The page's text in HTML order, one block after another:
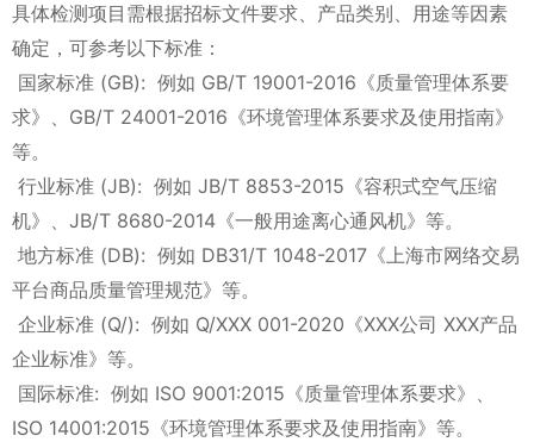
具体检测项目需根据招标文件要求、产品类别、用途等因素
确定，可参考以下标准：
国家标准 (GB): 例如 GB/T 19001-2016《质量管理体系要
求》、GB/T 24001-2016《环境管理体系要求及使用指南》
等。
行业标准 (JB): 例如 JB/T 8853-2015《容积式空气压缩
机》、JB/T 8680-2014《一般用途离心通风机》等。
地方标准 (DB): 例如 DB31/T 1048-2017《上海市网络交易
平台商品质量管理规范》等。
企业标准 (Q/): 例如 Q/XXX 001-2020《XXX公司 XXX产品
企业标准》等。
国际标准: 例如 ISO 9001:2015《质量管理体系要求》、
ISO 14001:2015《环境管理体系要求及使用指南》等。